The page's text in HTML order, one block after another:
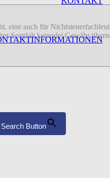
Search Button
eine auch für
Sorgfalt keinerlei Gewähr